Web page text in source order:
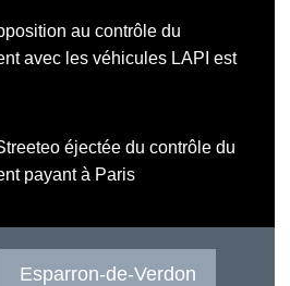
au contrôle du
avec les véhicules LAPI est
éjectée du contrôle du
payant à Paris
Esparron-de-Verdon